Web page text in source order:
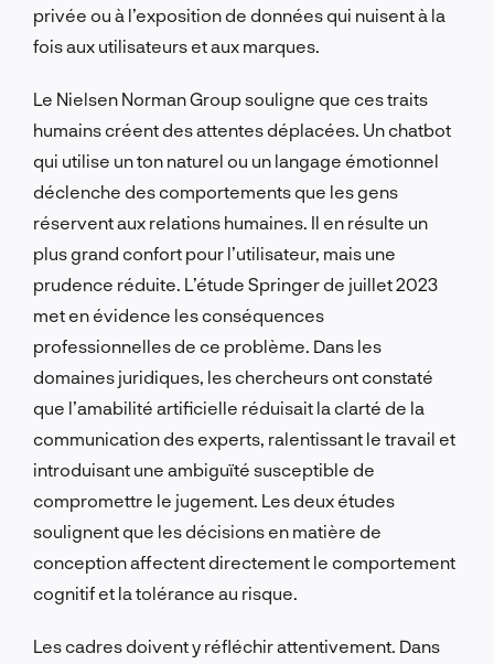
privée ou à l’exposition de données qui nuisent à la
fois aux utilisateurs et aux marques.
Le Nielsen Norman Group souligne que ces traits
humains créent des attentes déplacées. Un chatbot
qui utilise un ton naturel ou un langage émotionnel
déclenche des comportements que les gens
réservent aux relations humaines. Il en résulte un
plus grand confort pour l’utilisateur, mais une
prudence réduite. L’étude Springer de juillet 2023
met en évidence les conséquences
professionnelles de ce problème. Dans les
domaines juridiques, les chercheurs ont constaté
que l’amabilité artificielle réduisait la clarté de la
communication des experts, ralentissant le travail et
introduisant une ambiguïté susceptible de
compromettre le jugement. Les deux études
soulignent que les décisions en matière de
conception affectent directement le comportement
cognitif et la tolérance au risque.
Les cadres doivent y réfléchir attentivement. Dans